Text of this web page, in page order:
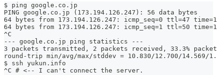
$ ping google.co.jp
PING google.co.jp (173.194.126.247): 56 data bytes
64 bytes from 173.194.126.247: icmp_seq=0 ttl=47
64 bytes from 173.194.126.247: icmp_seq=1 ttl=50
^C
--- google.co.jp ping statistics ---
3 packets transmitted, 2 packets received, 33.3%
round-trip min/avg/max/stddev = 10.830/12.700/14.569/
$ ssh yukun.info
^C # <-- I can't connect the server.